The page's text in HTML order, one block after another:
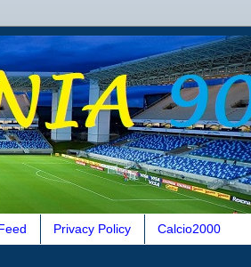
Privacy Policy Calcio2000